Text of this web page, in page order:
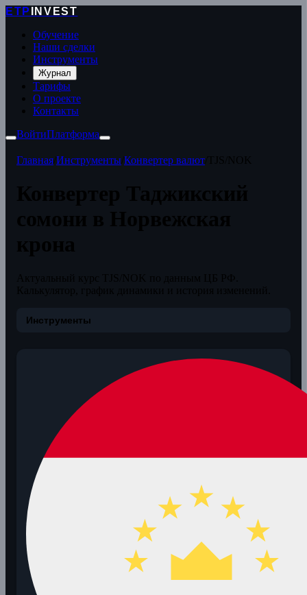
ETP
INVEST
Обучение
Наши сделки
Инструменты
Журнал
Тарифы
О проекте
Контакты
ВойтиПлатформа
Главная Инструменты Конвертер валют
Инструменты